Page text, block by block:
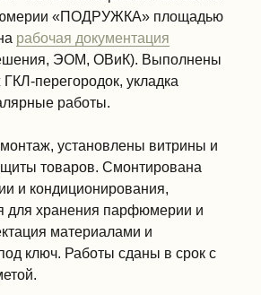
«ПОДРУЖКА» площадью
рабочая документация
ЭОМ, ОВиК). Выполнены
перегородок, укладка
работы.
установлены витрины и
товаров. Смонтирована
и кондиционирования,
для хранения парфюмерии и
материалами и
ключ. Работы сданы в срок с